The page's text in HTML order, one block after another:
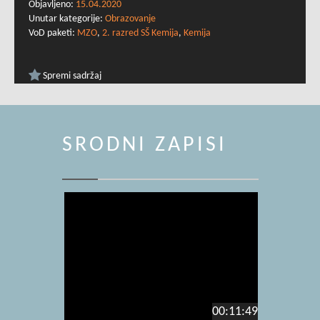
Objavljeno: 15.04.2020
Unutar kategorije: Obrazovanje
VoD paketi: MZO, 2. razred SŠ Kemija, Kemija
Spremi sadržaj
SRODNI ZAPISI
00:11:49